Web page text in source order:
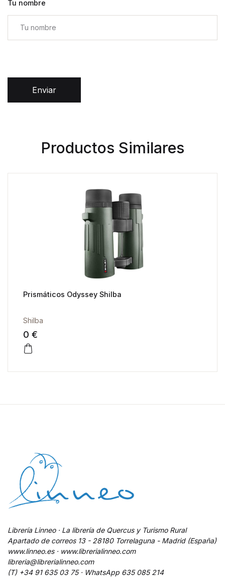
Tu nombre
Enviar
Productos Similares
Prismáticos Odyssey Shilba
Shilba
0 €
Librería Linneo · La librería de Quercus y Turismo Rural
Apartado de correos 13 - 28180 Torrelaguna - Madrid (España)
www.linneo.es · www.librerialinneo.com
libreria@librerialinneo.com
(T) +34 91 635 03 75 · WhatsApp 635 085 214